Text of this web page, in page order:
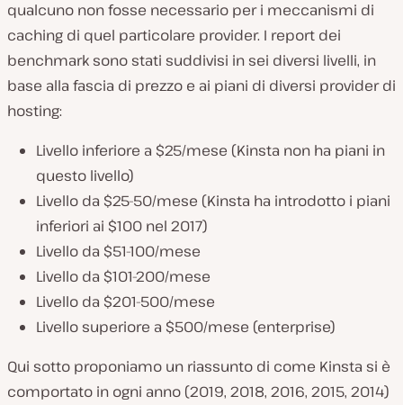
qualcuno non fosse necessario per i meccanismi di
caching di quel particolare provider. I report dei
benchmark sono stati suddivisi in sei diversi livelli, in
base alla fascia di prezzo e ai piani di diversi provider di
hosting:
Livello inferiore a $25/mese (Kinsta non ha piani in
questo livello)
Livello da $25-50/mese (Kinsta ha introdotto i piani
inferiori ai $100 nel 2017)
Livello da $51-100/mese
Livello da $101-200/mese
Livello da $201-500/mese
Livello superiore a $500/mese (enterprise)
Qui sotto proponiamo un riassunto di come Kinsta si è
comportato in ogni anno (2019, 2018, 2016, 2015, 2014)